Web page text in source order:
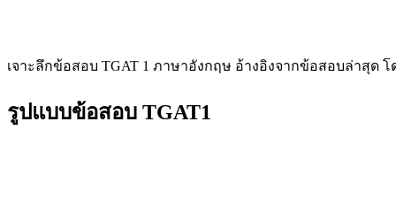
เจาะลึกข้อสอบ TGAT 1 ภาษาอังกฤษ อ้างอิงจากข้อสอบล่าสุด
รูปแบบข้อสอบ TGAT1